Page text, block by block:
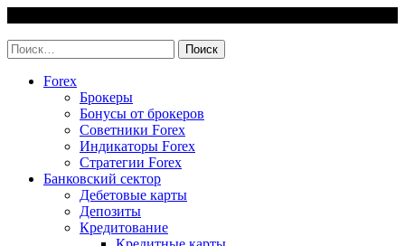
content
Найти:
Forex
Брокеры
Бонусы от брокеров
Советники Forex
Индикаторы Forex
Стратегии Forex
Банковский сектор
Дебетовые карты
Депозиты
Кредитование